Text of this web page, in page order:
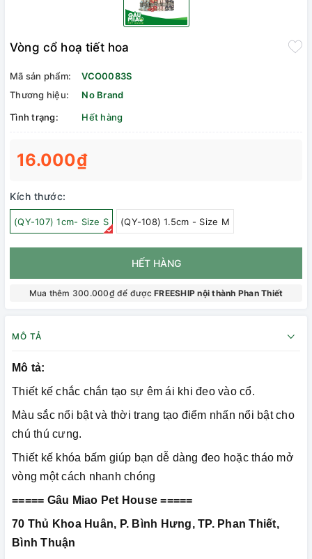
Vòng cổ hoạ tiết hoa
Mã sản phẩm:
VCO0083S
Thương hiệu:
No Brand
Tình trạng:
Hết hàng
16.000₫
Kích thước:
(QY-107) 1cm- Size S (QY-108) 1.5cm - Size M
HẾT HÀNG
Mua thêm 300.000₫ để đượcFREESHIP nội thành Phan Thiết
MÔ TẢ
Mô tả:
Thiết kế chắc chắn tạo sự êm ái khi đeo vào cổ.
Màu sắc nổi bật và thời trang tạo điểm nhấn nổi bật cho
chú thú cưng.
Thiết kế khóa bấm giúp bạn dễ dàng đeo hoặc tháo mở
vòng một cách nhanh chóng
===== Gâu Miao Pet House =====
70 Thủ Khoa Huân, P. Bình Hưng, TP. Phan Thiết,
Bình Thuận